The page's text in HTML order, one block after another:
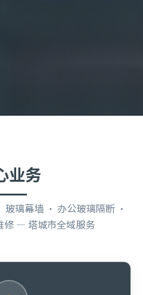
业务
璃幕墙 · 办公玻璃隔断 ·
— 塔城市全域服务